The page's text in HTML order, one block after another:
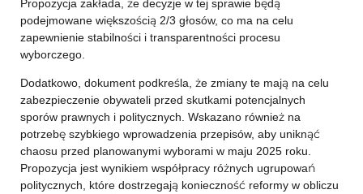
Propozycja zakłada, że decyzje w tej sprawie będą
podejmowane większością 2/3 głosów, co ma na celu
zapewnienie stabilności i transparentności procesu
wyborczego.
Dodatkowo, dokument podkreśla, że zmiany te mają na celu
zabezpieczenie obywateli przed skutkami potencjalnych
sporów prawnych i politycznych. Wskazano również na
potrzebę szybkiego wprowadzenia przepisów, aby uniknąć
chaosu przed planowanymi wyborami w maju 2025 roku.
Propozycja jest wynikiem współpracy różnych ugrupowań
politycznych, które dostrzegają konieczność reformy w obliczu